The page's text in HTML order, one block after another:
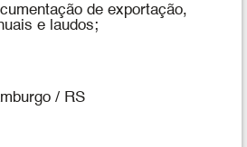
de exportação,
e laudos;
/ RS